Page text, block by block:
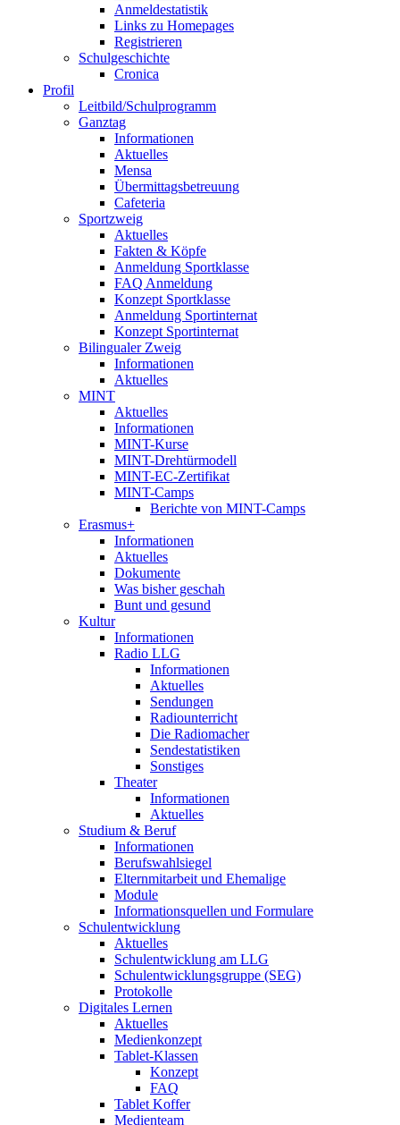
Anmeldestatistik
Links zu Homepages
Registrieren
Schulgeschichte
Cronica
Profil
Leitbild/Schulprogramm
Ganztag
Informationen
Aktuelles
Mensa
Übermittagsbetreuung
Cafeteria
Sportzweig
Aktuelles
Fakten & Köpfe
Anmeldung Sportklasse
FAQ Anmeldung
Konzept Sportklasse
Anmeldung Sportinternat
Konzept Sportinternat
Bilingualer Zweig
Informationen
Aktuelles
MINT
Aktuelles
Informationen
MINT-Kurse
MINT-Drehtürmodell
MINT-EC-Zertifikat
MINT-Camps
Berichte von MINT-Camps
Erasmus+
Informationen
Aktuelles
Dokumente
Was bisher geschah
Bunt und gesund
Kultur
Informationen
Radio LLG
Informationen
Aktuelles
Sendungen
Radiounterricht
Die Radiomacher
Sendestatistiken
Sonstiges
Theater
Informationen
Aktuelles
Studium & Beruf
Informationen
Berufswahlsiegel
Elternmitarbeit und Ehemalige
Module
Informationsquellen und Formulare
Schulentwicklung
Aktuelles
Schulentwicklung am LLG
Schulentwicklungsgruppe (SEG)
Protokolle
Digitales Lernen
Aktuelles
Medienkonzept
Tablet-Klassen
Konzept
FAQ
Tablet Koffer
Medienteam